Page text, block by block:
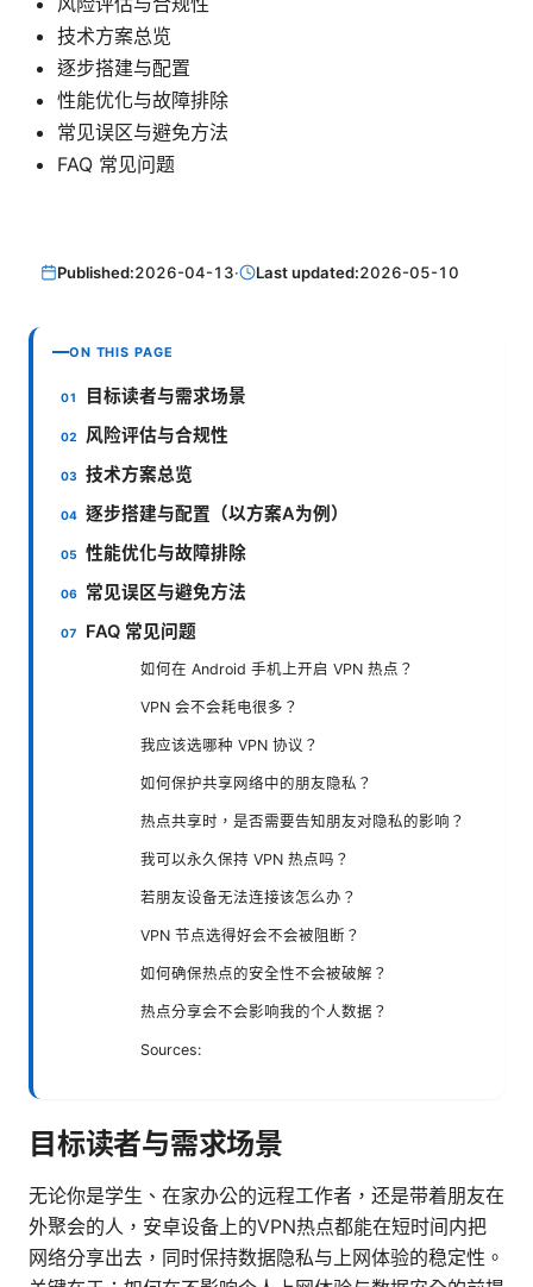
技术方案总览
逐步搭建与配置
性能优化与故障排除
常见误区与避免方法
FAQ 常见问题
Published:2026-04-13· Last updated:2026-05-10
ON THIS PAGE
目标读者与需求场景
风险评估与合规性
技术方案总览
逐步搭建与配置（以方案A为例）
性能优化与故障排除
常见误区与避免方法
FAQ 常见问题
如何在 Android 手机上开启 VPN 热点？
VPN 会不会耗电很多？
我应该选哪种 VPN 协议？
如何保护共享网络中的朋友隐私？
热点共享时，是否需要告知朋友对隐私的影响？
我可以永久保持 VPN 热点吗？
若朋友设备无法连接该怎么办？
VPN 节点选得好会不会被阻断？
如何确保热点的安全性不会被破解？
热点分享会不会影响我的个人数据？
Sources:
目标读者与需求场景
无论你是学生、在家办公的远程工作者，还是带着朋友在
外聚会的人，安卓设备上的VPN热点都能在短时间内把
网络分享出去，同时保持数据隐私与上网体验的稳定性。